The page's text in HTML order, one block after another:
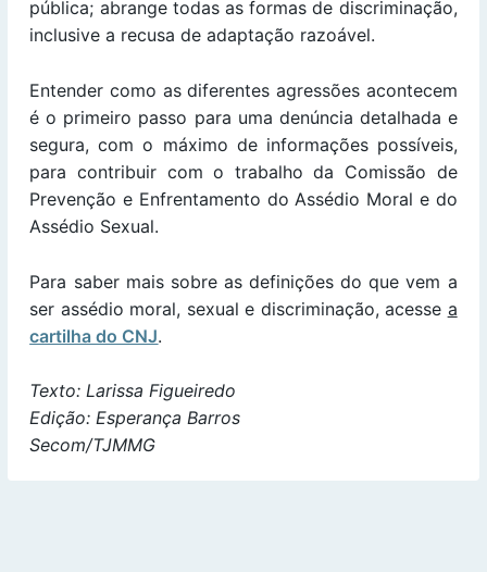
pública; abrange todas as formas de discriminação,
inclusive a recusa de adaptação razoável.
Entender como as diferentes agressões acontecem
é o primeiro passo para uma denúncia detalhada e
segura, com o máximo de informações possíveis,
para contribuir com o trabalho da Comissão de
Prevenção e Enfrentamento do Assédio Moral e do
Assédio Sexual.
Para saber mais sobre as definições do que vem a
ser assédio moral, sexual e discriminação, acesse a
cartilha do CNJ.
Texto: Larissa Figueiredo
Edição: Esperança Barros
Secom/TJMMG